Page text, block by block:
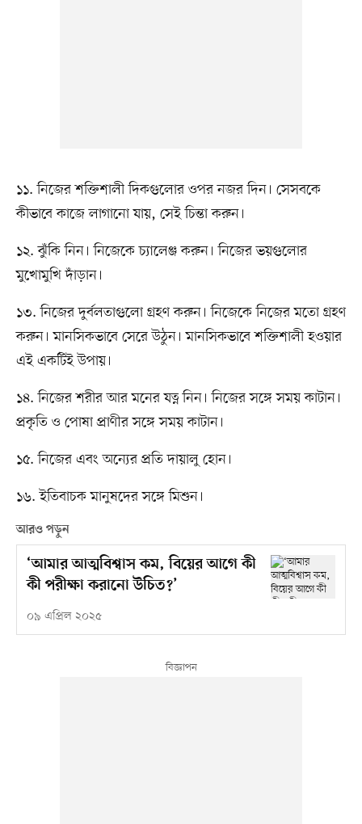
১১. নিজের শক্তিশালী দিকগুলোর ওপর নজর দিন। সেসবকে
কীভাবে কাজে লাগানো যায়, সেই চিন্তা করুন।
১২. ঝুঁকি নিন। নিজেকে চ্যালেঞ্জ করুন। নিজের ভয়গুলোর
মুখোমুখি দাঁড়ান।
১৩. নিজের দুর্বলতাগুলো গ্রহণ করুন। নিজেকে নিজের মতো গ্রহণ
করুন। মানসিকভাবে সেরে উঠুন। মানসিকভাবে শক্তিশালী হওয়ার
এই একটিই উপায়।
১৪. নিজের শরীর আর মনের যত্ন নিন। নিজের সঙ্গে সময় কাটান।
প্রকৃতি ও পোষা প্রাণীর সঙ্গে সময় কাটান।
১৫. নিজের এবং অন্যের প্রতি দায়ালু হোন।
১৬. ইতিবাচক মানুষদের সঙ্গে মিশুন।
আরও পড়ুন
‘আমার আত্মবিশ্বাস কম, বিয়ের আগে কী
কী পরীক্ষা করানো উচিত?’
০৯ এপ্রিল ২০২৫